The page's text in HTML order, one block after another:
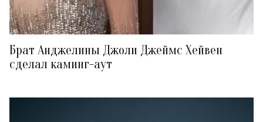
Брат Анджелины Джоли Джеймс Хейвен
сделал каминг-аут